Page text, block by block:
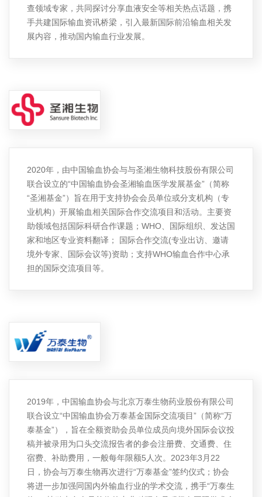
查领域专家，共同探讨分享血液安全等相关热点话题，携
手共建国际输血资讯桥梁，引入最新国际前沿输血相关发
展内容，推动国内输血行业发展。
2020年，由中国输血协会与与圣湘生物科技股份有限公司
联合设立的“中国输血协会圣湘输血医学发展基金”（简称
“圣湘基金”）旨在用于支持协会会员单位或分支机构（专
业机构）开展输血相关国际合作交流项目和活动。主要资
助领域包括国际科研合作课题；WHO、国际组织、发达国
家和地区专业资料翻译； 国际合作交流(专业出访、邀请
境外专家、国际会议等)资助；支持WHO输血合作中心承
担的国际交流项目等。
2019年，中国输血协会与北京万泰生物药业股份有限公司
联合设立“中国输血协会万泰基金国际交流项目”（简称“万
泰基金”），旨在全额资助会员单位成员向境外国际会议投
稿并被录用为口头交流报告者的参会注册费、交通费、住
宿费、补助费用，一般每年限额5人次。2023年3月22
日，协会与万泰生物再次进行“万泰基金”签约仪式；协会
将进一步加强同国内外输血行业的学术交流，携手“万泰生